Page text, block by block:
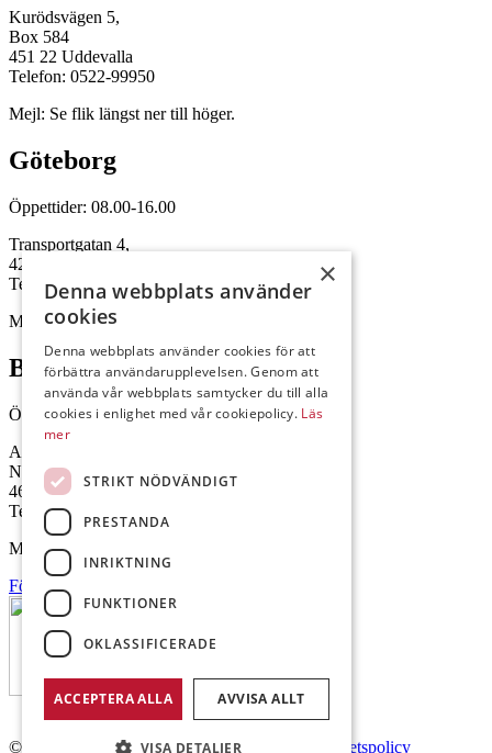
Kurödsvägen 5,
Box 584
451 22 Uddevalla
Telefon: 0522-99950
Mejl: Se flik längst ner till höger.
Göteborg
Öppettider: 08.00-16.00
Transportgatan 4,
422 46 Hisings Backa
Telefon: 0708-115352
Mejl: Se flik längst ner till höger.
Brålanda
Öppettider: 07:00-16:00
Andrésen Maskin i Brålanda AB
Nuntorp 301
464 64 Brålanda
Telefon: 0521-57 57 30
Mejl: Se flik längst ner till höger.
Följ oss på Facebook
© Copyright 2026 Andrésen Maskin AB. Integritetspolicy
×
Denna webbplats använder
cookies
Denna webbplats använder cookies för att
förbättra användarupplevelsen. Genom att
använda vår webbplats samtycker du till alla
cookies i enlighet med vår cookiepolicy. Läs
mer
STRIKT NÖDVÄNDIGT
PRESTANDA
INRIKTNING
FUNKTIONER
OKLASSIFICERADE
ACCEPTERA ALLA AVVISA ALLT
VISA DETALJER